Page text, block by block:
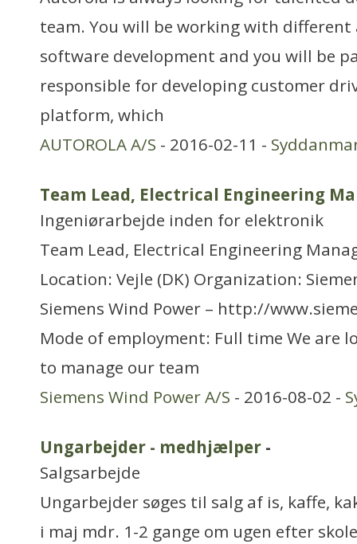
team. You will be working with
software development and you will be
responsible for developing customer
platform, which
AUTOROLA A/S - 2016-02-11 -
Team Lead, Electrical Engineering
Ingeniørarbejde inden for elektronik
Team Lead, Electrical Engineering
Location: Vejle (DK) Organization:
Siemens Wind Power – http://
Mode of employment: Full time We are
to manage our team
Siemens Wind Power A/S - 2016-08-02 -
Ungarbejder - medhjælper -
Salgsarbejde
Ungarbejder søges til salg af is, kaffe,
i maj mdr. 1-2 gange om ugen efter